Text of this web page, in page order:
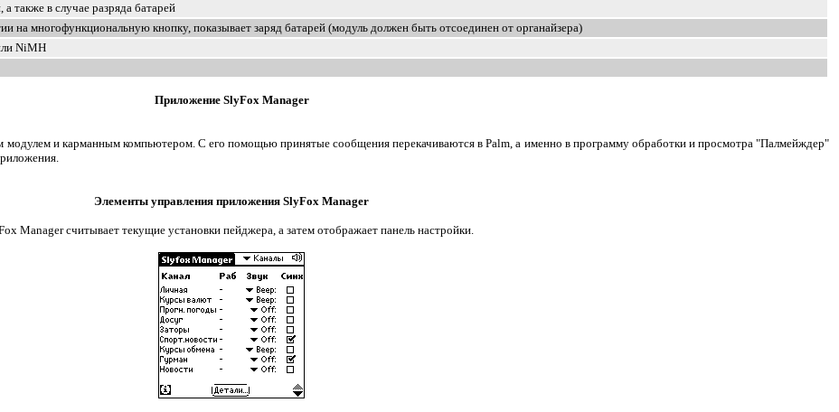
также в случае разряда батарей
многофункциональную кнопку, показывает заряд батарей (модуль должен быть отсоединен от органайзера)
NiMH
Приложение SlyFox Manager
и карманным компьютером. С его помощью принятые сообщения перекачиваются в Palm, а именно в программу обработки и просмотра "Палмейждер"
Элементы управления приложения SlyFox Manager
Manager считывает текущие установки пейджера, а затем отображает панель настройки.